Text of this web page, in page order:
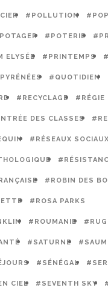
#POLLUTION
#POTERIE
ELYSÉE #PRINTEMPS
#QUOTIDIEN
#RECYCLAGE #RÉGIE
DES CLASSES
#RÉSEAUX SOCIAUX
#ROBIN DES
#ROSA PARKS
#ROUMANIE
#SATURNE
#SÉNÉGAL
CIEL #SEVENTH SKY